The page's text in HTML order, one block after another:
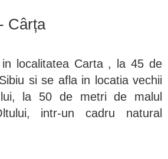
- Cârța
localitatea Carta , la 45 de
si se afla in locatia vechii
la 50 de metri de malul
intr-un cadru natural